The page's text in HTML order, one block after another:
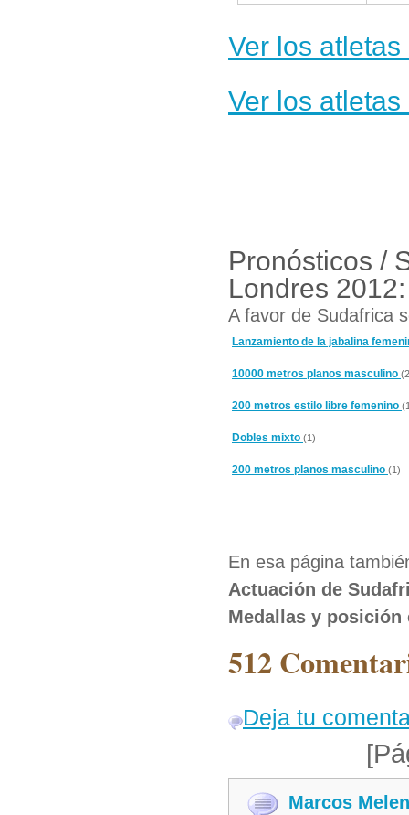
Ver los
Ver los
Pronósticos /
Londres 2012:
A favor de Sudafrica
Lanzamiento de la jabalina
10000 metros planos masculino
200 metros estilo libre femenino
Dobles mixto (1)
200 metros planos masculino (1)
En esa página
Actuación de
Medallas y posición
512
Deja tu
Marcos